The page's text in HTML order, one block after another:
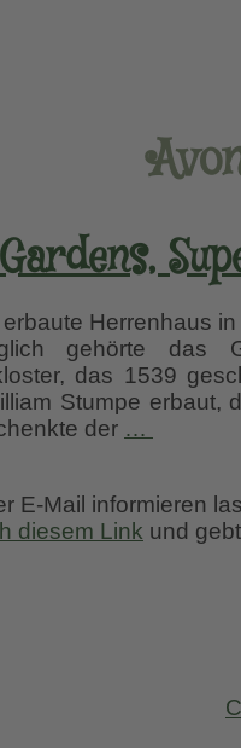
Herrenhaus
gehörte das
das 1539
Stumpe erbaut,
der …
in
E-Mail informieren
diesem Link und